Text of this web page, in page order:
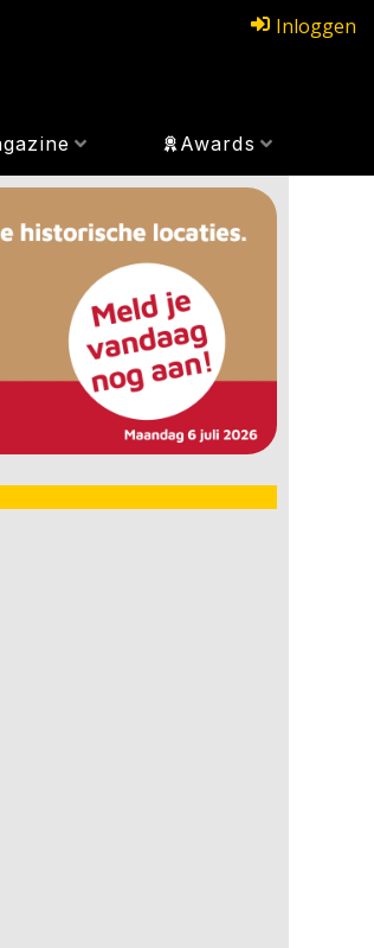
Inloggen
Awards